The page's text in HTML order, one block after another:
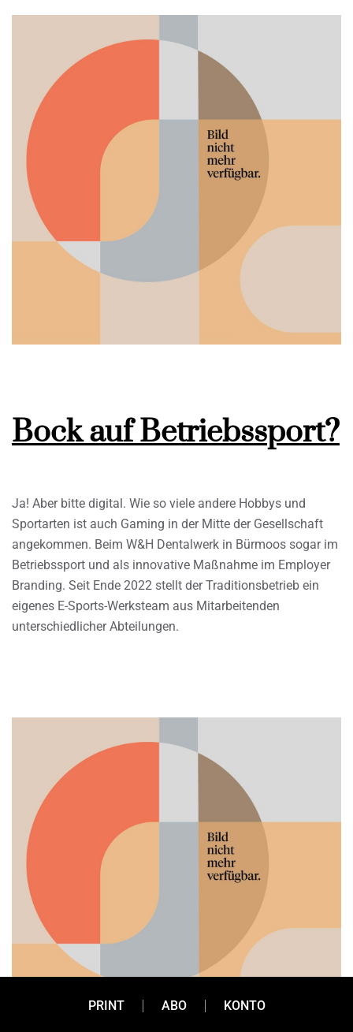
Bock auf Betriebssport?
Ja! Aber bitte digital. Wie so viele andere Hobbys und
Sportarten ist auch Gaming in der Mitte der Gesellschaft
angekommen. Beim W&H Dentalwerk in Bürmoos sogar im
Betriebssport und als innovative Maßnahme im Employer
Branding. Seit Ende 2022 stellt der Traditionsbetrieb ein
eigenes E-Sports-Werksteam aus Mitarbeitenden
unterschiedlicher Abteilungen.
PRINT ABO KONTO